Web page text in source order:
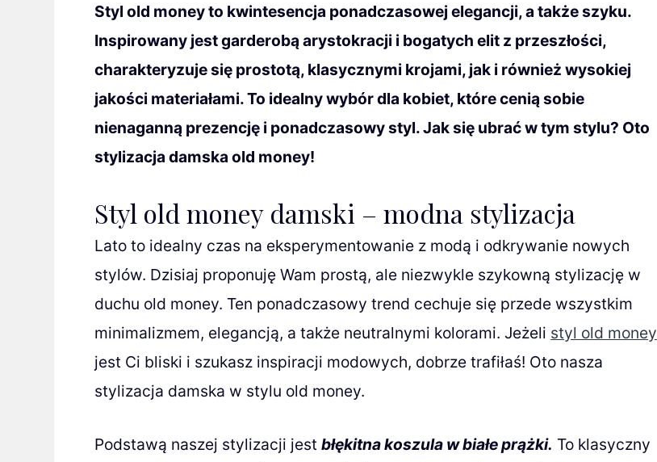
Styl old money to kwintesencja ponadczasowej elegancji, a także szyku.
Inspirowany jest garderobą arystokracji i bogatych elit z przeszłości,
charakteryzuje się prostotą, klasycznymi krojami, jak i również wysokiej
jakości materiałami. To idealny wybór dla kobiet, które cenią sobie
nienaganną prezencję i ponadczasowy styl. Jak się ubrać w tym stylu? Oto
stylizacja damska old money!
Styl old money damski – modna stylizacja
Lato to idealny czas na eksperymentowanie z modą i odkrywanie nowych
stylów. Dzisiaj proponuję Wam prostą, ale niezwykle szykowną stylizację w
duchu old money. Ten ponadczasowy trend cechuje się przede wszystkim
minimalizmem, elegancją, a także neutralnymi kolorami. Jeżeli styl old money
jest Ci bliski i szukasz inspiracji modowych, dobrze trafiłaś! Oto nasza
stylizacja damska w stylu old money.
Podstawą naszej stylizacji jestbłękitna koszula w białe prążki. To klasyczny